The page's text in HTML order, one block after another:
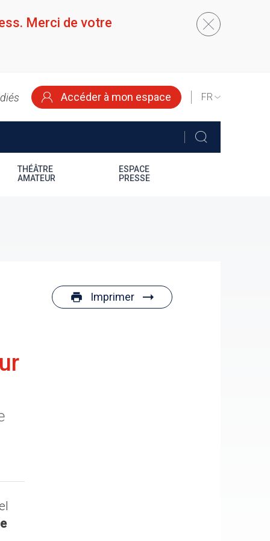
Merci de votre
Accéder à mon espace
SELECT
LANGUAGE
THÉÂTRE
AMATEUR
ESPACE
PRESSE
Imprimer